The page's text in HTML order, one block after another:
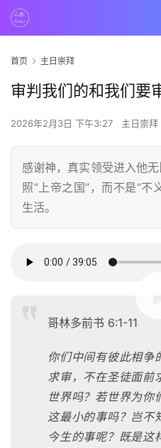
首页 主日崇拜
审判我们的和我们要
2026年2月3日 下午3:27 主日崇拜
感谢神，真实领受进入他
照“上帝之国”，而不是“不
生活。
哥林多前书 6:1-11
你们中间有彼此相争
求审，不在圣徒面前
世界吗？若世界为你
这最小的事吗？岂不
今生的事呢？既是这